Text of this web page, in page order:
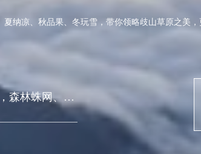
夏纳凉、秋品果、冬玩雪，带你领略歧山草原之美，
森林蛛网、森